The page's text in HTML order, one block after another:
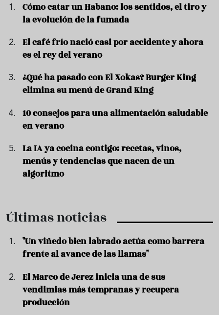
Cómo catar un Habano: los sentidos, el tiro y
la evolución de la fumada
El café frío nació casi por accidente y ahora
es el rey del verano
¿Qué ha pasado con El Xokas? Burger King
elimina su menú de Grand King
10 consejos para una alimentación saludable
en verano
La IA ya cocina contigo: recetas, vinos,
menús y tendencias que nacen de un
algoritmo
Últimas noticias
"Un viñedo bien labrado actúa como barrera
frente al avance de las llamas"
El Marco de Jerez inicia una de sus
vendimias más tempranas y recupera
producción